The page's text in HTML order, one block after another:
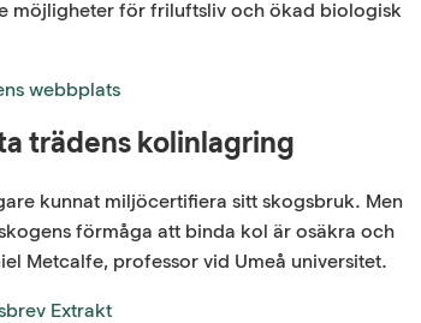
möjligheter för friluftsliv och ökad biologisk
webbplats
trädens kolinlagring
kunnat miljöcertifiera sitt skogsbruk. Men
förmåga att binda kol är osäkra och
Metcalfe, professor vid Umeå universitet.
Extrakt